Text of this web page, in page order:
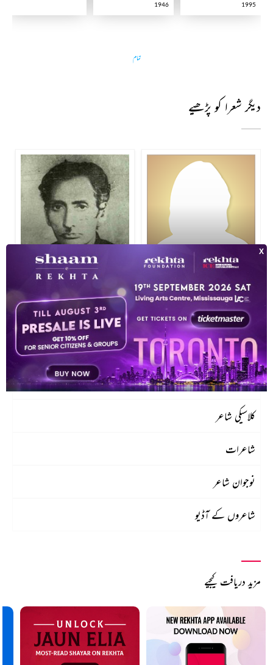
1995
1946
تمام
دیگر شعرا کو پڑھیے
شعراکی فہرست
سب سے زیادہ پڑھے گئے شاعر
کلاسیکی شاعر
شاعرات
نوجوان شاعر
شاعروں کے آڈیو
مزید دریافت کیجیے